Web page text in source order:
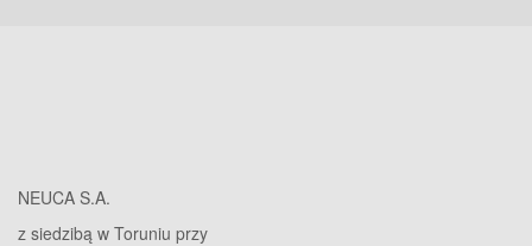
NEUCA S.A.
z siedzibą w Toruniu przy